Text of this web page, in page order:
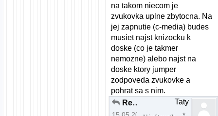
na takom niecom je
zvukovka uplne zbytocna. Na
jej zapnutie (c-media) budes
musiet najst knizocku k
doske (co je takmer
nemozne) alebo najst na
doske ktory jumper
zodpoveda zvukovke a
pohrat sa s nim.
Re: Zvuk a Mandriva 2008.0 pomoc
Taty